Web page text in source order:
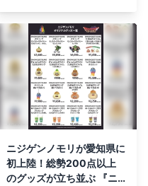
ニジゲンノモリが愛知県に
初上陸！総勢200点以上
のグッズが立ち並ぶ 『ニ